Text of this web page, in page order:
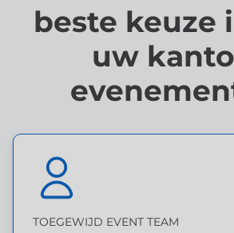
beste keuze
uw
TOEGEWIJD EVENT TEAM